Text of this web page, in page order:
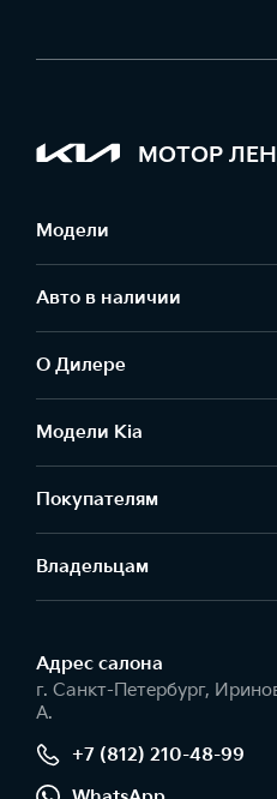
МОТОР
Модели
Авто в наличии
О Дилере
Модели Kia
Покупателям
Владельцам
Адрес салонa
г. Санкт-Петербург,
А.
+7 (812) 210-48-99